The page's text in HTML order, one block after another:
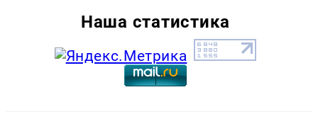
Наша статистика